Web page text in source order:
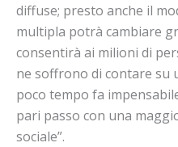
diffuse; presto anche il
multipla potrà cambiare
consentirà ai milioni di
ne soffrono di contare su
poco tempo fa
pari passo con una
sociale”.